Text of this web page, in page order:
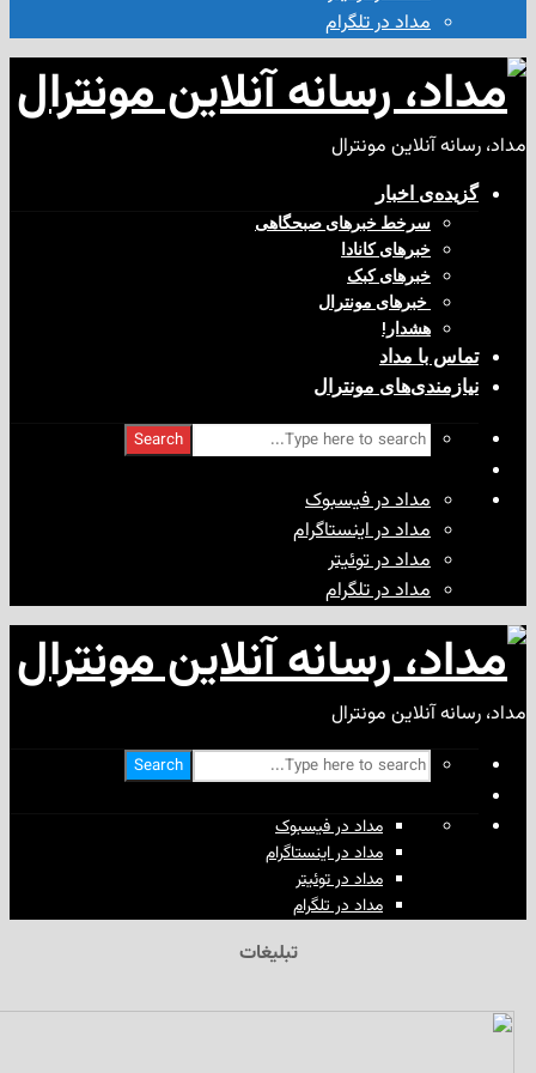
مداد در تلگرام
مونترال
اخبار
سرخط خبرهای صبحگاهی
خبرهای کانادا
خبرهای کبک
‌ خبرهای مونترال
مداد
مونترال
Search
مداد در فیسبوک
مداد در اینستاگرام
مداد در توئیتر
مداد در تلگرام
مونترال
Search
مداد در فیسبوک
مداد در اینستاگرام
مداد در توئیتر
مداد در تلگرام